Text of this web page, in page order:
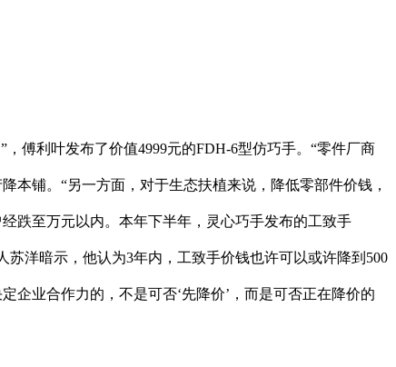
，傅利叶发布了价值4999元的FDH-6型仿巧手。“零件厂商
本铺。“另一方面，对于生态扶植来说，降低零部件价钱，
跌至万元以内。本年下半年，灵心巧手发布的工致手
苏洋暗示，他认为3年内，工致手价钱也许可以或许降到500
企业合作力的，不是可否‘先降价’，而是可否正在降价的